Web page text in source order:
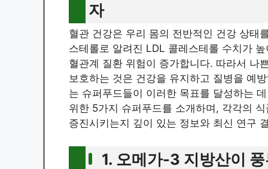
자
혈관 건강은 우리 몸의 전반적인 건강 상태
스테롤로 알려진 LDL 콜레스테롤 수치가
혈관계 질환 위험이 증가합니다. 따라서 나
보호하는 것은 건강을 유지하고 질병을 예
는 슈퍼푸드들이 이러한 목표를 달성하는
위한 5가지 슈퍼푸드를 소개하며, 각각의
증진시키는지 깊이 있는 정보와 최신 연구
1. 오메가-3 지방산이